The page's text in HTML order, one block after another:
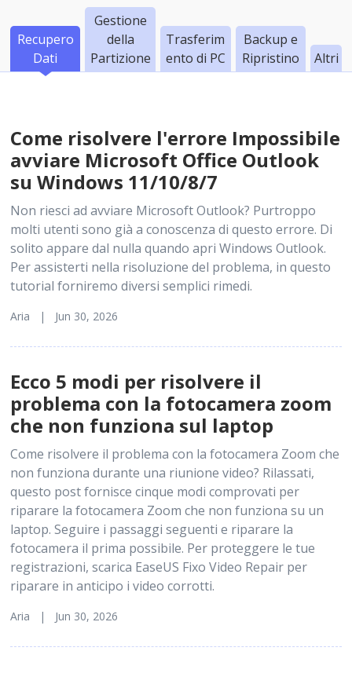
Recupero
Dati
Gestione
della
Partizione
Trasferim
ento di PC
Backup e
Ripristino
Altri
Come risolvere l'errore Impossibile
avviare Microsoft Office Outlook
su Windows 11/10/8/7
Non riesci ad avviare Microsoft Outlook? Purtroppo
molti utenti sono già a conoscenza di questo errore. Di
solito appare dal nulla quando apri Windows Outlook.
Per assisterti nella risoluzione del problema, in questo
tutorial forniremo diversi semplici rimedi.
Aria | Jun 30, 2026
Ecco 5 modi per risolvere il
problema con la fotocamera zoom
che non funziona sul laptop
Come risolvere il problema con la fotocamera Zoom che
non funziona durante una riunione video? Rilassati,
questo post fornisce cinque modi comprovati per
riparare la fotocamera Zoom che non funziona su un
laptop. Seguire i passaggi seguenti e riparare la
fotocamera il prima possibile. Per proteggere le tue
registrazioni, scarica EaseUS Fixo Video Repair per
riparare in anticipo i video corrotti.
Aria | Jun 30, 2026